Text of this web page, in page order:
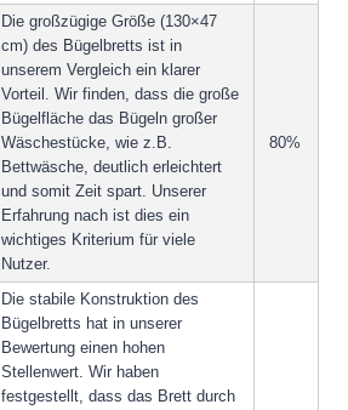
Die großzügige Größe (130×47
cm) des Bügelbretts ist in
unserem Vergleich ein klarer
Vorteil. Wir finden, dass die große
Bügelfläche das Bügeln großer
Wäschestücke, wie z.B.
Bettwäsche, deutlich erleichtert
und somit Zeit spart. Unserer
Erfahrung nach ist dies ein
wichtiges Kriterium für viele
Nutzer.
80%
Die stabile Konstruktion des
Bügelbretts hat in unserer
Bewertung einen hohen
Stellenwert. Wir haben
festgestellt, dass das Brett durch